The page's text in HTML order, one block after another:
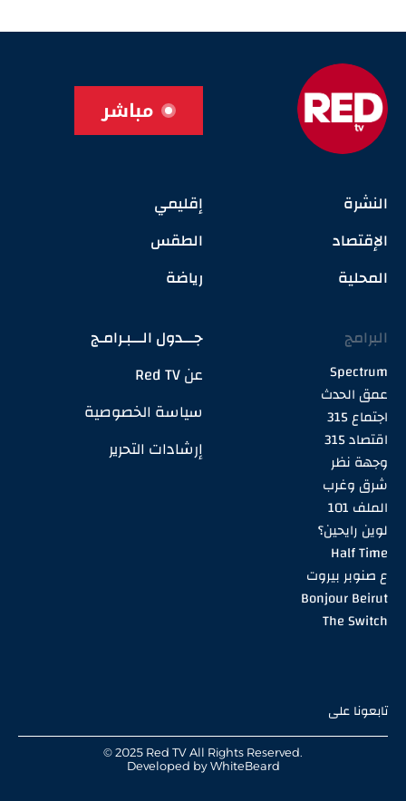
مباشر
النشرة
الإقتصاد
المحلية
إقليمي
الطقس
رياضة
البرامج
Spectrum
عمق الحدث
اجتماع 315
اقتصاد 315
وجهة نظر
شرق وغرب
الملف 101
لوين رايحين؟
Half Time
ع صنوبر بيروت
Bonjour Beirut
The Switch
جـــدول الـــبـرامـج
عن Red TV
سياسة الخصوصية
إرشادات التحرير
تابعونا على
© 2025 Red TV All Rights Reserved.
Developed byWhiteBeard